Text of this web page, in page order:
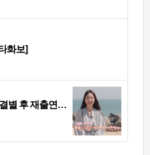
화보]
결별 후 재출연…